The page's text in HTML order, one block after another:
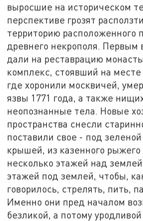
выросшие на историческом
перспективе грозят
территорию расположенного
древнего некрополя. Первым
дали на реставрацию
комплекс, стоявший на
где хоронили москвичей,
язвы 1771 года, а также
неопознанные тела. Новые
пространства снесли
поставили свое - под
крышей, из казенного рыжего
несколько этажей над
этажей под землей, чтобы,
говорилось, стрелять, пить,
Именно они пред началом
безликой, а потому